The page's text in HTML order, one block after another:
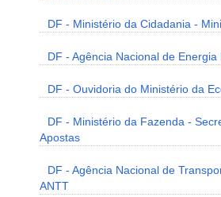
DF - Ministério da Cidadania -
DF - Agência Nacional de Energia
DF - Ouvidoria do Ministério da
DF - Ministério da Fazenda -
Apostas
DF - Agência Nacional de
ANTT